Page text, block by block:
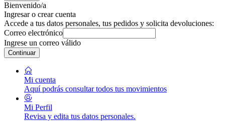
Bienvenido/a
Ingresar o crear cuenta
Accede a tus datos personales, tus pedidos y solicita devoluciones:
Correo electrónico
Ingrese un correo válido
Continuar
Mi cuenta
Aquí podrás consultar todos tus movimientos
Mi Perfil
Revisa y edita tus datos personales.